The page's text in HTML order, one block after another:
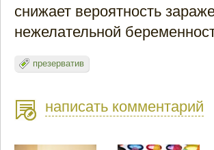
снижает вероятность
нежелательной
презерватив
написать комментарий